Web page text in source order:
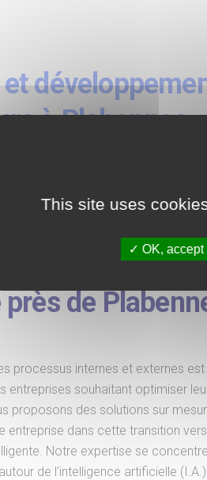
à Plabennec
des
externes et
d'API autour
en
près de
processus internes et externes est
entreprises souhaitant optimiser
proposons des solutions sur
entreprise dans cette transition
Notre expertise se
de l'intelligence artificielle
This site uses
OK, accept